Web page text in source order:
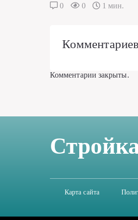
0 0 1 мин.
Комментарии закрыты.
Карта сайта